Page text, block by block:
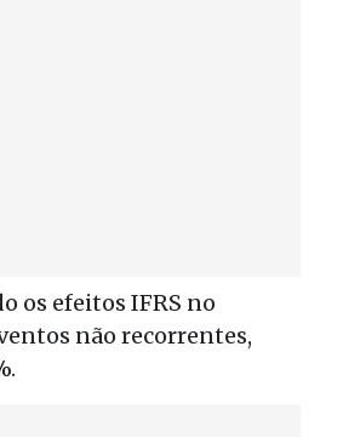
os efeitos IFRS no
não recorrentes,